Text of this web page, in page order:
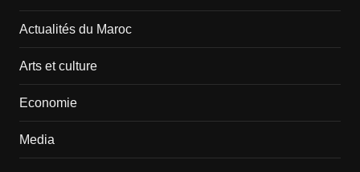
Actualités du Maroc
Arts et culture
Economie
Media